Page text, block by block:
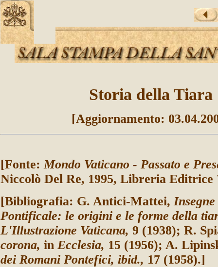
Storia della Tiara
[Aggiornamento:
[Fonte:Mondo Vaticano - Passato e
Niccolò Del Re, 1995, Libreria Editrice
[Bibliografia: G. Antici-Mattei,
Pontificale: le origini e le forme della
L'Illustrazione Vaticana, 9 (1938); R.
corona, in Ecclesia, 15 (1956); A.
dei Romani Pontefici, ibid., 17 (1958).]